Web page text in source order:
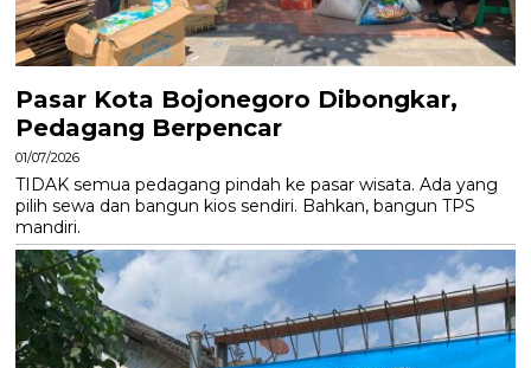
Pasar Kota Bojonegoro Dibongkar,
Pedagang Berpencar
01/07/2026
TIDAK semua pedagang pindah ke pasar wisata. Ada yang
pilih sewa dan bangun kios sendiri. Bahkan, bangun TPS
mandiri.